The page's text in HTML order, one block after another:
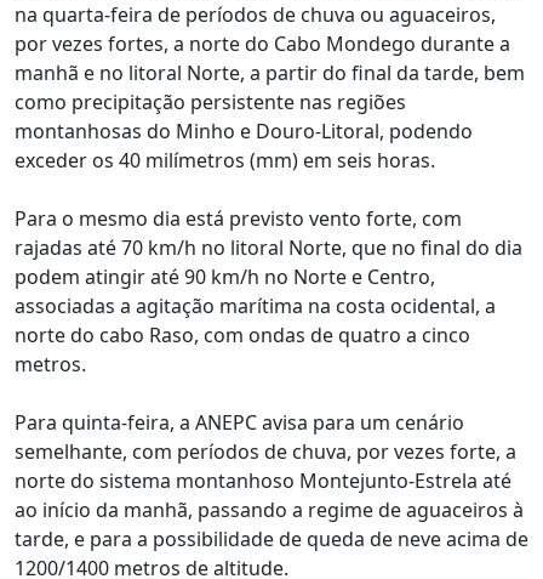
na quarta-feira de períodos de chuva ou aguaceiros,
por vezes fortes, a norte do Cabo Mondego durante a
manhã e no litoral Norte, a partir do final da tarde, bem
como precipitação persistente nas regiões
montanhosas do Minho e Douro-Litoral, podendo
exceder os 40 milímetros (mm) em seis horas.
Para o mesmo dia está previsto vento forte, com
rajadas até 70 km/h no litoral Norte, que no final do dia
podem atingir até 90 km/h no Norte e Centro,
associadas a agitação marítima na costa ocidental, a
norte do cabo Raso, com ondas de quatro a cinco
metros.
Para quinta-feira, a ANEPC avisa para um cenário
semelhante, com períodos de chuva, por vezes forte, a
norte do sistema montanhoso Montejunto-Estrela até
ao início da manhã, passando a regime de aguaceiros à
tarde, e para a possibilidade de queda de neve acima de
1200/1400 metros de altitude.